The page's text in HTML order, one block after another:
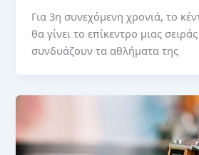
Για 3η συνεχόμενη χρονιά, το
θα γίνει το επίκεντρο μιας
συνδυάζουν τα αθλήματα της